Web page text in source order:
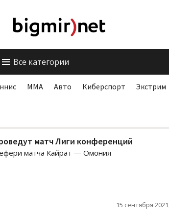
Все категории
ММА Авто Киберспорт Экстрим
матч Лиги конференций
матча Кайрат — Омония
15 сентября